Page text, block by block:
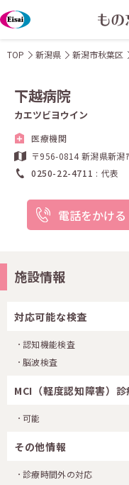
TOP 新潟県 新潟市秋葉区
下越病院
カエツビヨウイン
医療機関
〒956-0814 新潟県新潟
0250-22-4711
代表
電話をかける
施設情報
対応可能な検査
認知機能検査
脳波検査
MCI（軽度認知障害）
可能
その他情報
診療時間外の対応